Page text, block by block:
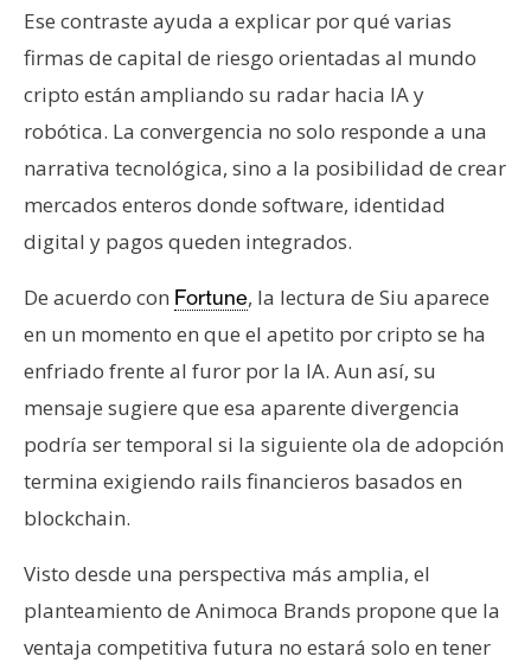
Ese contraste ayuda a explicar por qué varias
firmas de capital de riesgo orientadas al mundo
cripto están ampliando su radar hacia IA y
robótica. La convergencia no solo responde a una
narrativa tecnológica, sino a la posibilidad de crear
mercados enteros donde software, identidad
digital y pagos queden integrados.
De acuerdo con Fortune, la lectura de Siu aparece
en un momento en que el apetito por cripto se ha
enfriado frente al furor por la IA. Aun así, su
mensaje sugiere que esa aparente divergencia
podría ser temporal si la siguiente ola de adopción
termina exigiendo rails financieros basados en
blockchain.
Visto desde una perspectiva más amplia, el
planteamiento de Animoca Brands propone que la
ventaja competitiva futura no estará solo en tener